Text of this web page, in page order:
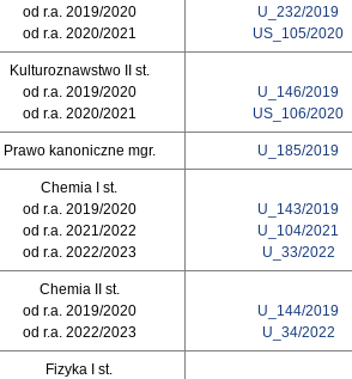
od r.a. 2019/2020
od r.a. 2020/2021
U_232/2019
US_105/2020
Kulturoznawstwo II st.
od r.a. 2019/2020
od r.a. 2020/2021
U_146/2019
US_106/2020
Prawo kanoniczne mgr. U_185/2019
Chemia I st.
od r.a. 2019/2020
od r.a. 2021/2022
od r.a. 2022/2023
U_143/2019
U_104/2021
U_33/2022
Chemia II st.
od r.a. 2019/2020
od r.a. 2022/2023
U_144/2019
U_34/2022
Fizyka I st.